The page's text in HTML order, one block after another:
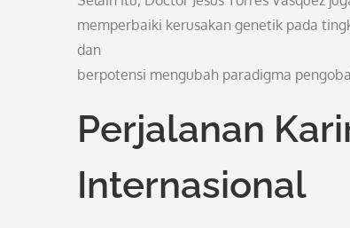
memperbaiki kerusakan genetik pada
dan
berpotensi mengubah paradigma
Perjalanan
Internasional